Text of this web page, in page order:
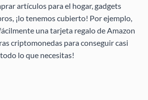
artículos para el hogar, gadgets
¡lo tenemos cubierto! Por ejemplo,
una tarjeta regalo de Amazon
criptomonedas para conseguir casi
todo lo que necesitas!